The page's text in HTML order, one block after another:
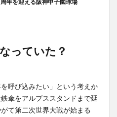
年を迎える阪神甲子園球場
っていた？
呼び込みたい」という考えか
傘をアルプススタンドまで延
て第二次世界大戦が始まる